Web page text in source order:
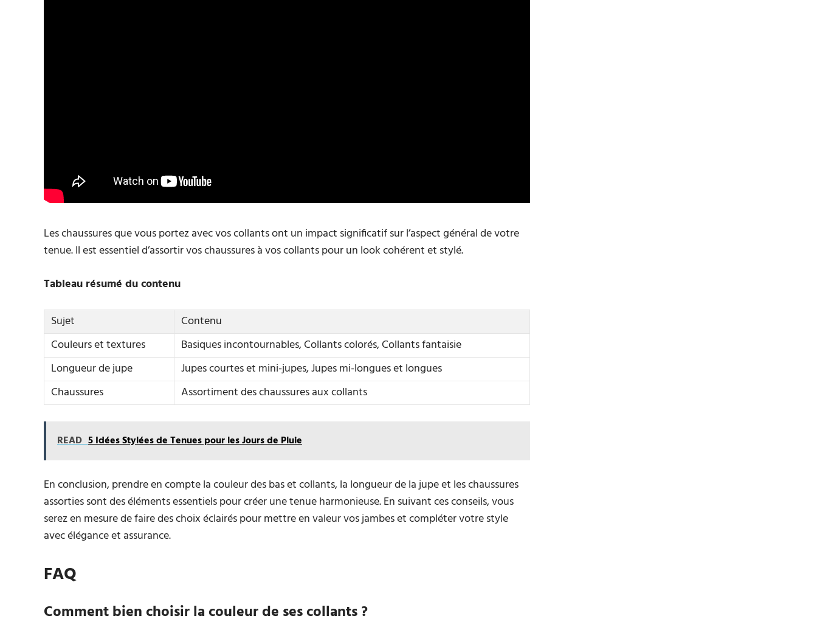
Les chaussures que vous portez avec vos collants ont un impact significatif sur l’aspect général de votre
tenue. Il est essentiel d’assortir vos chaussures à vos collants pour un look cohérent et stylé.
Tableau résumé du contenu
Sujet
Contenu
Couleurs et textures
Basiques incontournables, Collants colorés, Collants fantaisie
Longueur de jupe
Jupes courtes et mini-jupes, Jupes mi-longues et longues
Chaussures
Assortiment des chaussures aux collants
READ 5 Idées Stylées de Tenues pour les Jours de Pluie
En conclusion, prendre en compte la couleur des bas et collants, la longueur de la jupe et les chaussures
assorties sont des éléments essentiels pour créer une tenue harmonieuse. En suivant ces conseils, vous
serez en mesure de faire des choix éclairés pour mettre en valeur vos jambes et compléter votre style
avec élégance et assurance.
FAQ
Comment bien choisir la couleur de ses collants ?